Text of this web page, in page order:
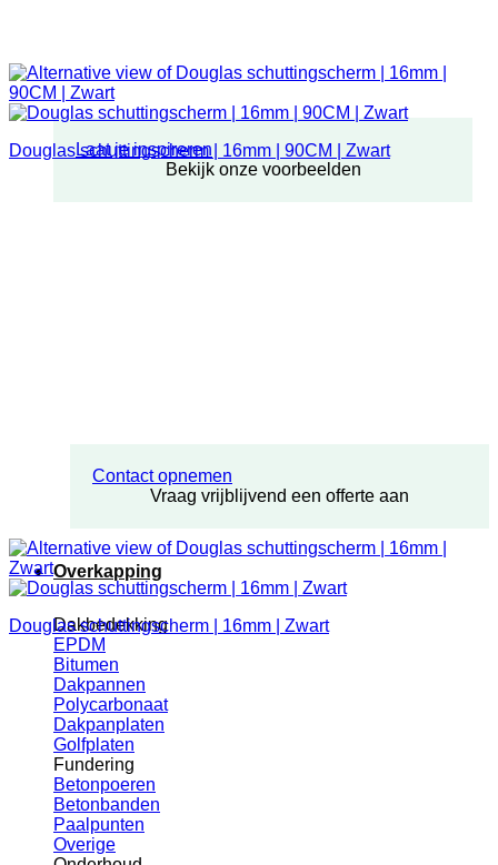
Laat je inspireren
Bekijk onze voorbeelden
Contact opnemen
Vraag vrijblijvend een offerte aan
Overkapping
Dakbedekking
EPDM
Bitumen
Dakpannen
Polycarbonaat
Dakpanplaten
Golfplaten
Fundering
Betonpoeren
Betonbanden
Paalpunten
Overige
Douglas schuttingscherm | 16mm | 90CM | Zwart
Douglas schuttingscherm | 16mm | Zwart